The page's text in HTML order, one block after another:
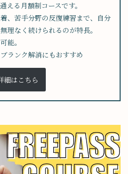
える月額制コースです。
、苦手分野の反復練習まで、自分
理なく続けられるのが特長。
能。
ランク解消にもおすすめ
細はこちら